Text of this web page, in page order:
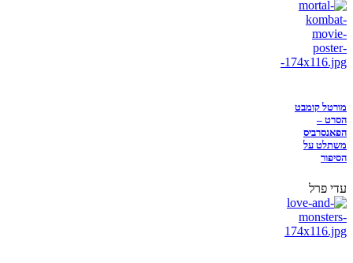
מורטל קומבט
הסרט –
הפאנסרביס
משתלט על
הסיפור
עדי פרל